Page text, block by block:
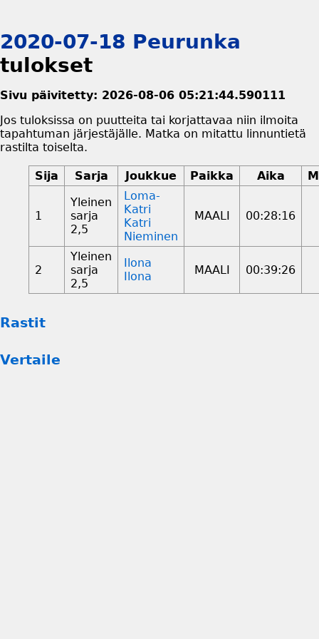
2020-07-18 Peurunka
tulokset
Sivu päivitetty: 2026-08-06 05:21:44.590111
Jos tuloksissa on puutteita tai korjattavaa niin ilmoita
tapahtuman järjestäjälle. Matka on mitattu linnuntietä
rastilta toiselta.
Sija Sarja Joukkue Paikka Aika
1
Yleinen
sarja
2,5
Loma-
Katri
Katri
Nieminen
MAALI 00:28:16
2
Yleinen
sarja
2,5
Ilona
Ilona
MAALI 00:39:26
Rastit
Vertaile